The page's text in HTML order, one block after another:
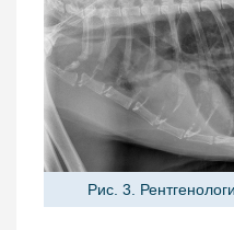
Рис. 3.